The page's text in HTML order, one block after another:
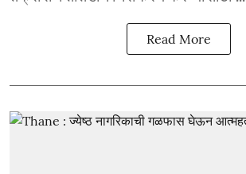
Read More